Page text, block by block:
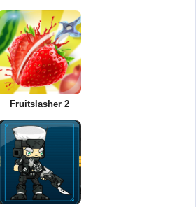
Fruitslasher 2